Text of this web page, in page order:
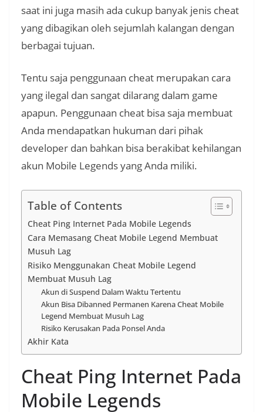
saat ini juga masih ada cukup banyak jenis cheat
yang dibagikan oleh sejumlah kalangan dengan
berbagai tujuan.
Tentu saja penggunaan cheat merupakan cara
yang ilegal dan sangat dilarang dalam game
apapun. Penggunaan cheat bisa saja membuat
Anda mendapatkan hukuman dari pihak
developer dan bahkan bisa berakibat kehilangan
akun Mobile Legends yang Anda miliki.
Table of Contents
Cheat Ping Internet Pada Mobile Legends
Cara Memasang Cheat Mobile Legend Membuat
Musuh Lag
Risiko Menggunakan Cheat Mobile Legend
Membuat Musuh Lag
Akun di Suspend Dalam Waktu Tertentu
Akun Bisa Dibanned Permanen Karena Cheat Mobile
Legend Membuat Musuh Lag
Risiko Kerusakan Pada Ponsel Anda
Akhir Kata
Cheat Ping Internet Pada
Mobile Legends